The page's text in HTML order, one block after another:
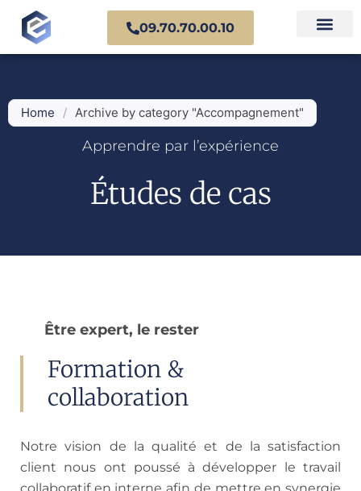
09.70.70.00.10
Home / Archive by category "Accompagnement"
Apprendre par l’expérience
Études de cas
Être expert, le rester
Formation &
collaboration
Notre vision de la qualité et de la satisfaction
client nous ont poussé à développer le travail